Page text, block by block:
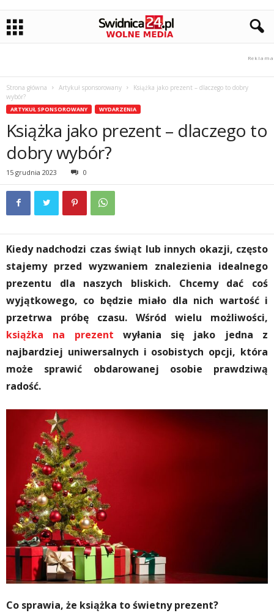
Strona główna Artykuł sponsorowany
Książka jako prezent – dlaczego to dobry
wybór?
ARTYKUŁ SPONSOROWANY WYDARZENIA
Książka jako prezent – dlaczego to
dobry wybór?
15 grudnia 2023 0
Kiedy nadchodzi czas świąt lub innych okazji, często
stajemy przed wyzwaniem znalezienia idealnego
prezentu dla naszych bliskich. Chcemy dać coś
wyjątkowego, co będzie miało dla nich wartość i
przetrwa próbę czasu. Wśród wielu możliwości,
książka na prezent wyłania się jako jedna z
najbardziej uniwersalnych i osobistych opcji, która
może sprawić obdarowanej osobie prawdziwą
radość.
Co sprawia, że książka to świetny prezent?